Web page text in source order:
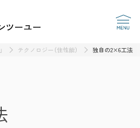
ツーユー
テクノロジー（住性能） 独自の2×6工法